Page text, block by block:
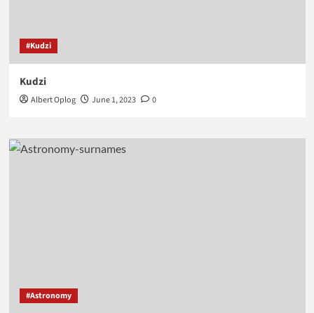
#Kudzi
Kudzi
Albert Oplog June 1, 2023 0
#Astronomy